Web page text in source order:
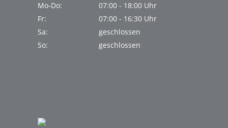
Mo-Do:
07:00 - 18:00 Uhr
Fr:
07:00 - 16:30 Uhr
Sa:
geschlossen
So:
geschlossen